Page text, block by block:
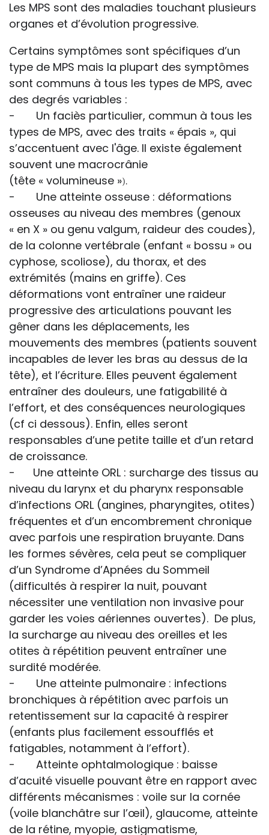
Les MPS sont des maladies touchant plusieurs
organes et d’évolution progressive.
Certains symptômes sont spécifiques d’un
type de MPS mais la plupart des symptômes
sont communs à tous les types de MPS, avec
des degrés variables :
- Un faciès particulier, commun à tous les
types de MPS, avec des traits « épais », qui
s’accentuent avec l'âge. Il existe également
souvent une macrocrânie
(tête « volumineuse »).
- Une atteinte osseuse : déformations
osseuses au niveau des membres (genoux
« en X » ou genu valgum, raideur des coudes),
de la colonne vertébrale (enfant « bossu » ou
cyphose, scoliose), du thorax, et des
extrémités (mains en griffe). Ces
déformations vont entraîner une raideur
progressive des articulations pouvant les
gêner dans les déplacements, les
mouvements des membres (patients souvent
incapables de lever les bras au dessus de la
tête), et l’écriture. Elles peuvent également
entraîner des douleurs, une fatigabilité à
l’effort, et des conséquences neurologiques
(cf ci dessous). Enfin, elles seront
responsables d’une petite taille et d’un retard
de croissance.
- Une atteinte ORL : surcharge des tissus au
niveau du larynx et du pharynx responsable
d’infections ORL (angines, pharyngites, otites)
fréquentes et d’un encombrement chronique
avec parfois une respiration bruyante. Dans
les formes sévères, cela peut se compliquer
d’un Syndrome d’Apnées du Sommeil
(difficultés à respirer la nuit, pouvant
nécessiter une ventilation non invasive pour
garder les voies aériennes ouvertes). De plus,
la surcharge au niveau des oreilles et les
otites à répétition peuvent entraîner une
surdité modérée.
- Une atteinte pulmonaire : infections
bronchiques à répétition avec parfois un
retentissement sur la capacité à respirer
(enfants plus facilement essoufflés et
fatigables, notamment à l’effort).
- Atteinte ophtalmologique : baisse
d’acuité visuelle pouvant être en rapport avec
différents mécanismes : voile sur la cornée
(voile blanchâtre sur l’œil), glaucome, atteinte
de la rétine, myopie, astigmatisme,